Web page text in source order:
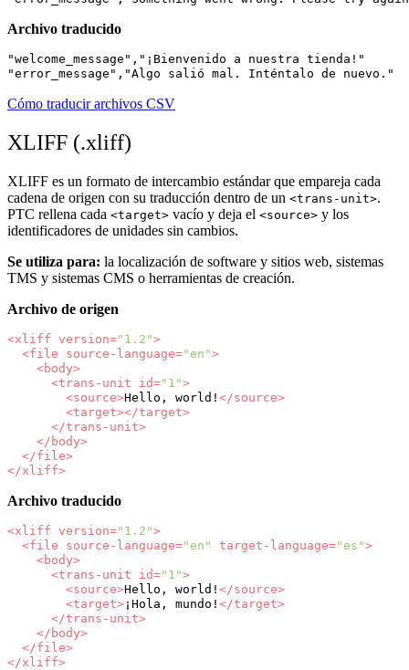
Archivo traducido
"welcome_message","¡Bienvenido a nuestra tienda!"
Cómo traducir archivos CSV
XLIFF (.xliff)
XLIFF es un formato de intercambio estándar que empareja cada
cadena de origen con su traducción dentro de un <trans-unit>.
PTC rellena cada <target> vacío y deja el <source> y los
identificadores de unidades sin cambios.
Se utiliza para: la localización de software y sitios web, sistemas
TMS y sistemas CMS o herramientas de creación.
Archivo de origen
<xliff version="1.2">
<file
source-language="en">
<body>
<trans-unit
id="1">
<source>Hello, world! </source>
<target></target>
</trans-unit>
</body>
</file>
</xliff>
Archivo traducido
<xliff version="1.2">
<file
source-language="en" target-language="es">
<body>
<trans-unit
id="1">
<source>Hello, world! </source>
<target> ¡Hola, mundo! </target>
</trans-unit>
</body>
</file>
</xliff>